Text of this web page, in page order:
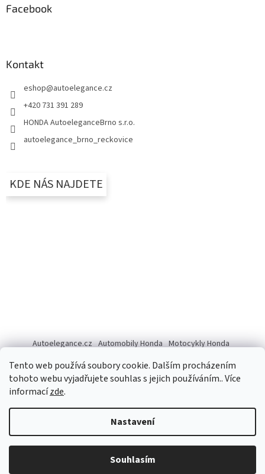
Tento web používá soubory cookie. Dalším procházením
tohoto webu vyjadřujete souhlas s jejich používáním.. Více
informacízde.
Nastavení
Souhlasím
Facebook
Kontakt
eshop@autoelegance.cz
+420 731 391 289
HONDA AutoeleganceBrno s.r.o.
autoelegance_brno_reckovice
KDE NÁS NAJDETE
Autoelegance.cz Automobily Honda Motocykly Honda
Copyright 2026Autoelegance Brno s.r.o.. Všechna práva
vyhrazena.